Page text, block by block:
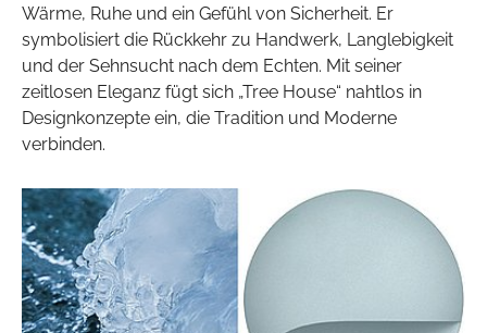
Wärme, Ruhe und ein Gefühl von Sicherheit. Er
symbolisiert die Rückkehr zu Handwerk, Langlebigkeit
und der Sehnsucht nach dem Echten. Mit seiner
zeitlosen Eleganz fügt sich „Tree House“ nahtlos in
Designkonzepte ein, die Tradition und Moderne
verbinden.